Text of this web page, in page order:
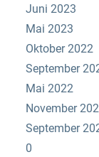
Juni 2023
Mai 2023
Oktober 2022
September
Mai 2022
November
September
0